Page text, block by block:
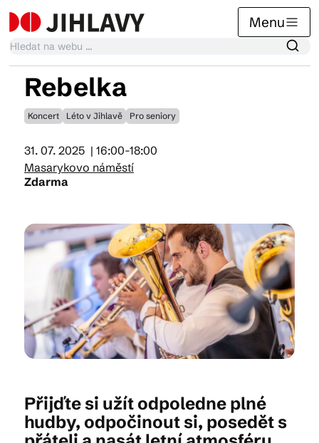
Menu
Kalendář akcí
Tradiční akce
Suvenýry
Praktické info
CS EN DE
Rebelka
Koncert Léto v Jihlavě Pro seniory
31. 07. 2025 | 16:00-18:00
Masarykovo náměstí
Zdarma
Přijďte si užít odpoledne plné
hudby, odpočinout si, posedět s